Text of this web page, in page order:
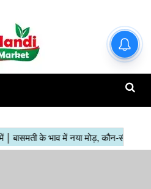
हाजिर मंडियों के ताजा रेट | देखें इस
रिपोर्ट में